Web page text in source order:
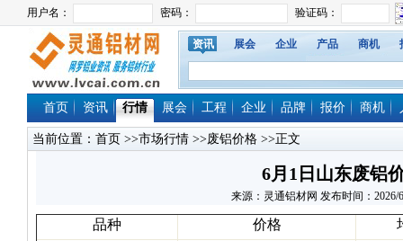
资讯 展会 企业 产品 商机
首页 资讯 行情 展会 工程 企业 品牌 报价 商机
当前位置： 首页 >>市场行情 >>废铝价格 >>正文
6月1日山东废铝
来源：灵通铝材网 发布时间：2026/
品种 价格